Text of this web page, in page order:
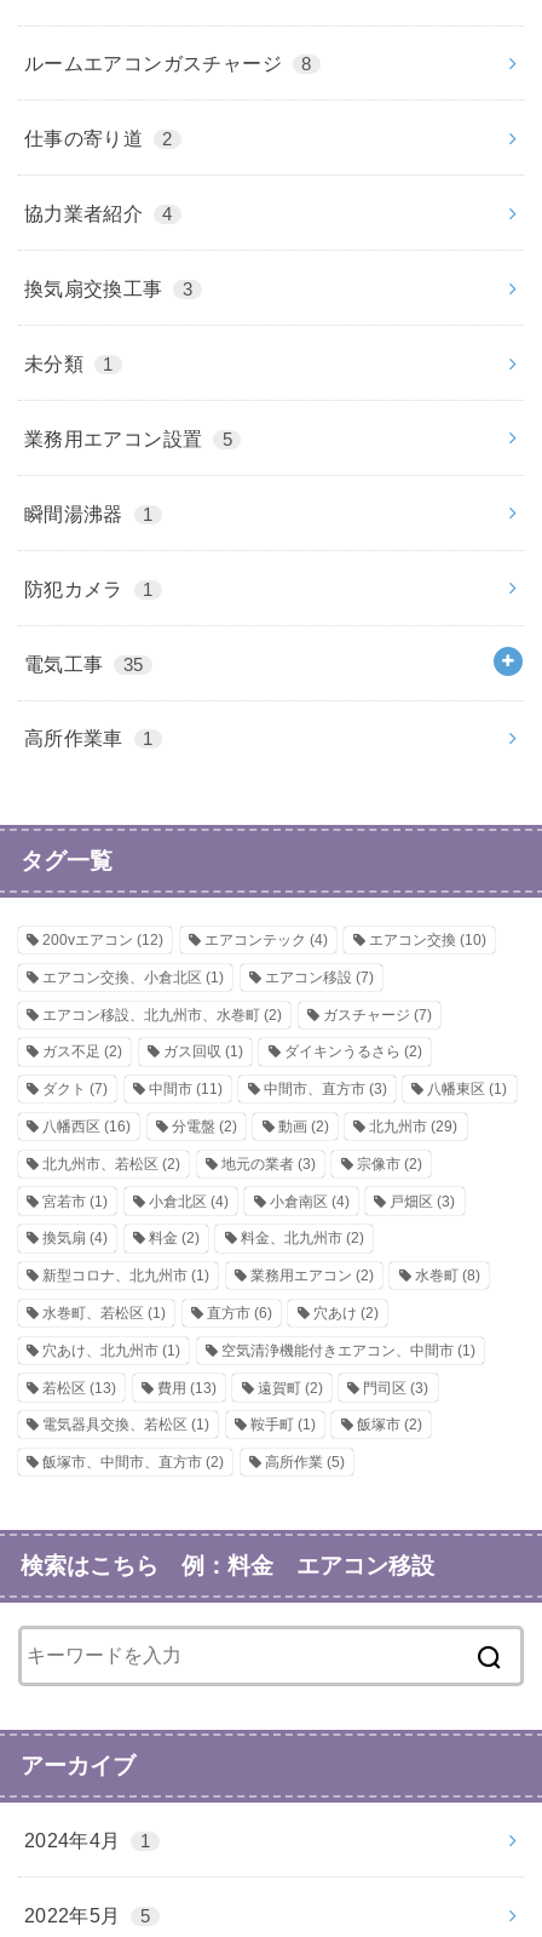
ルームエアコンガスチャージ 8
仕事の寄り道 2
協力業者紹介 4
換気扇交換工事 3
未分類 1
業務用エアコン設置 5
瞬間湯沸器 1
防犯カメラ 1
電気工事 35
高所作業車 1
タグ一覧
200vエアコン (12) エアコンテック (4) エアコン交換 (10)
エアコン交換、小倉北区 (1) エアコン移設 (7)
エアコン移設、北九州市、水巻町 (2) ガスチャージ (7)
ガス不足 (2) ガス回収 (1) ダイキンうるさら (2)
ダクト (7) 中間市(11) 中間市、直方市(3) 八幡東区 (1)
八幡西区 (16) 分電盤 (2) 動画(2) 北九州市 (29)
北九州市、若松区 (2) 地元の業者(3) 宗像市(2)
宮若市 (1) 小倉北区 (4) 小倉南区 (4) 戸畑区 (3)
換気扇 (4) 料金 (2) 料金、北九州市(2)
新型コロナ、北九州市 (1) 業務用エアコン (2) 水巻町(8)
水巻町、若松区 (1) 直方市(6) 穴あけ (2)
穴あけ、北九州市 (1) 空気清浄機能付きエアコン、中間市(1)
若松区 (13) 費用 (13) 遠賀町(2) 門司区 (3)
電気器具交換、若松区 (1) 鞍手町(1) 飯塚市(2)
飯塚市、中間市、直方市 (2) 高所作業(5)
検索はこちら 例：料金 エアコン移設
アーカイブ
2024年4月 1
2022年5月 5